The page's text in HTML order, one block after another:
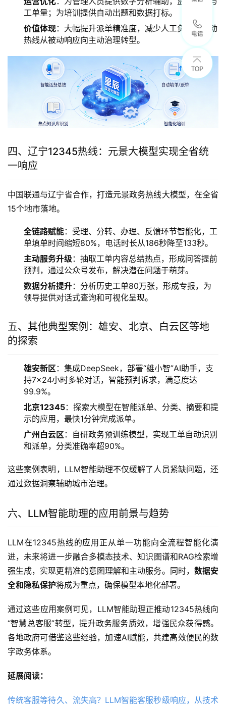
工单量；为培训提供自动出题和数据打标。
价值体现：大幅提升派单精准度，减少人工负担，推动
热线从被动响应向主动治理转型。
四、辽宁12345热线：元景大模型实现全省统
一响应
中国联通与辽宁省合作，打造元景政务热线大模型，在全省
15个地市落地。
全链路赋能：受理、分转、办理、反馈环节智能化，工
单填单时间缩短80%，电话时长从186秒降至133秒。
主动服务升级 ：抽取工单内容总结热点，形成问答提前
预判，通过公众号发布，解决潜在问题于萌芽。
数据分析提升：分析历史工单80万张，形成专报，为
领导提供对话式查询和可视化呈现。
五、其他典型案例：雄安、北京、白云区等地
的探索
雄安新区 ：集成DeepSeek，部署“雄小智”AI助手，支
持7×24小时多轮对话，智能预判诉求，满意度达
99.9%。
北京12345：探索大模型在智能派单、分类、摘要和提
示的应用，最快1分钟完成派单。
广州白云区 ：自研政务预训练模型，实现工单自动识别
和派单，分类准确率超90%。
这些案例表明，LLM智能助理不仅缓解了人员紧缺问题，还
通过数据洞察辅助城市治理。
六、LLM智能助理的应用前景与趋势
LLM在12345热线的应用正从单一功能向全流程智能化演
进，未来将进一步融合多模态技术、知识图谱和RAG检索增
强生成，实现更精准的意图理解和主动服务。同时， 数据安
全和隐私保护将成为重点，确保模型本地化部署。
通过这些应用案例可见，LLM智能助理正推动12345热线向
“智慧总客服”转型，提升政务服务质效，增强民众获得感。
各地政府可借鉴这些经验，加速AI赋能，共建高效便民的数
字政务体系。
延展阅读：
传统客服等待久、流失高？LLM智能客服秒级响应，从技术